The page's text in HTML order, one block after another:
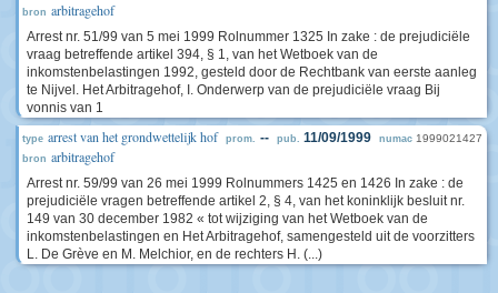
bron arbitragehof
Arrest nr. 51/99 van 5 mei 1999 Rolnummer 1325 In zake : de prejudiciële
vraag betreffende artikel 394, § 1, van het Wetboek van de
inkomstenbelastingen 1992, gesteld door de Rechtbank van eerste aanleg
te Nijvel. Het Arbitragehof, I. Onderwerp van de prejudiciële vraag Bij
vonnis van 1
type arrest van het grondwettelijk hof prom. -- pub. 11/09/1999 numac 1999021427
bron arbitragehof
Arrest nr. 59/99 van 26 mei 1999 Rolnummers 1425 en 1426 In zake : de
prejudiciële vragen betreffende artikel 2, § 4, van het koninklijk besluit nr.
149 van 30 december 1982 « tot wijziging van het Wetboek van de
inkomstenbelastingen en Het Arbitragehof, samengesteld uit de voorzitters
L. De Grève en M. Melchior, en de rechters H. (...)